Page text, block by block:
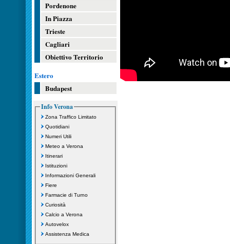
Pordenone
In Piazza
Trieste
Cagliari
Obiettivo Territorio
Estero
Budapest
Info Verona
Zona Traffico Limitato
Quotidiani
Numeri Utili
Meteo a Verona
Itinerari
Istituzioni
Informazioni Generali
Fiere
Farmacie di Turno
Curiosità
Calcio a Verona
Autovelox
Assistenza Medica